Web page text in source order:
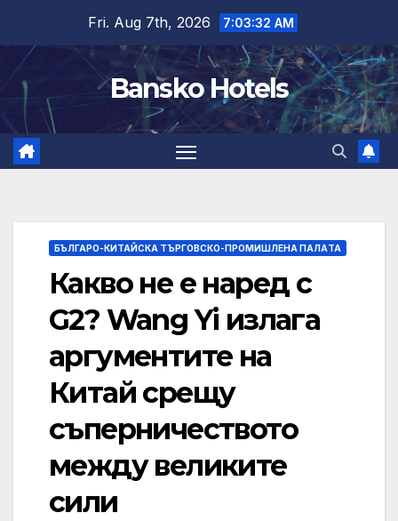
content
Fri. Aug 7th, 2026 7:03:33 AM
Bansko Hotels
БЪЛГАРО-КИТАЙСКА ТЪРГОВСКО-ПРОМИШЛЕНА ПАЛAТА
Какво не е наред с
G2? Wang Yi излага
аргументите на
Китай срещу
съперничеството
между великите
сили